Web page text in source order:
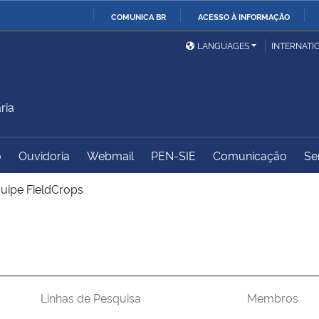
COMUNICA BR ACESSO À INFORMAÇÃO
Ministério da Defesa
Ministério das Relações
Exteriores
Ministério do
Desenvolvimento Regional
Controladoria-Geral da
LANGUAGES
Ouvidoria Webmail PEN-SIE Comunicação
FieldCrops
Linhas de Pesquisa Membros